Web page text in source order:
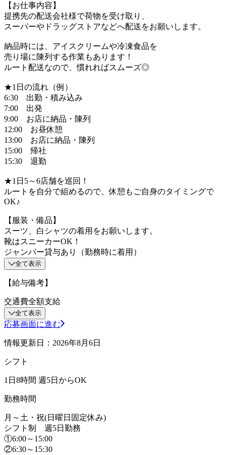
【お仕事内容】
提携先の配送会社様で荷物を受け取り、
スーパーやドラッグストアなどへ配送をお願いします。
納品時には、アイスクリームや冷凍食品を
売り場に陳列する作業もあります！
ルート配送なので、慣れればスムーズ◎
★1日の流れ（例）
6:30 出勤・積み込み
7:00 出発
9:00 お店に納品・陳列
12:00 お昼休憩
13:00 お店に納品・陳列
15:00 帰社
15:30 退勤
★1日5～6店舗を巡回！
ルートを自分で組めるので、休憩もご自身のタイミングで
OK♪
【服装・備品】
スーツ、白シャツの着用をお願いします。
靴はスニーカーOK！
ジャンパー貸与あり（勤務時に着用）
全て表示
【給与備考】
交通費全額支給
全て表示
応募画面に進む
情報更新日：2026年8月6日
シフト
1日8時間 週5日からOK
勤務時間
月～土・祝(日曜日固定休み)
シフト制 週5日勤務
①6:00～15:00
②6:30～15:30